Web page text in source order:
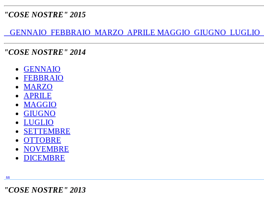
"COSE NOSTRE" 2015
GENNAIO FEBBRAIO MARZO APRILE MAGGIO GIUGNO LUGLIO
"COSE NOSTRE" 2014
GENNAIO
FEBBRAIO
MARZO
APRILE
MAGGIO
GIUGNO
LUGLIO
SETTEMBRE
OTTOBRE
NOVEMBRE
DICEMBRE
..
"COSE NOSTRE" 2013